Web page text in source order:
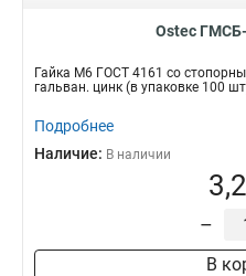
Ostec
Гайка М6 ГОСТ 4161 со
гальван. цинк (в упаковке 100
Подробнее
Наличие: В наличии
–
В